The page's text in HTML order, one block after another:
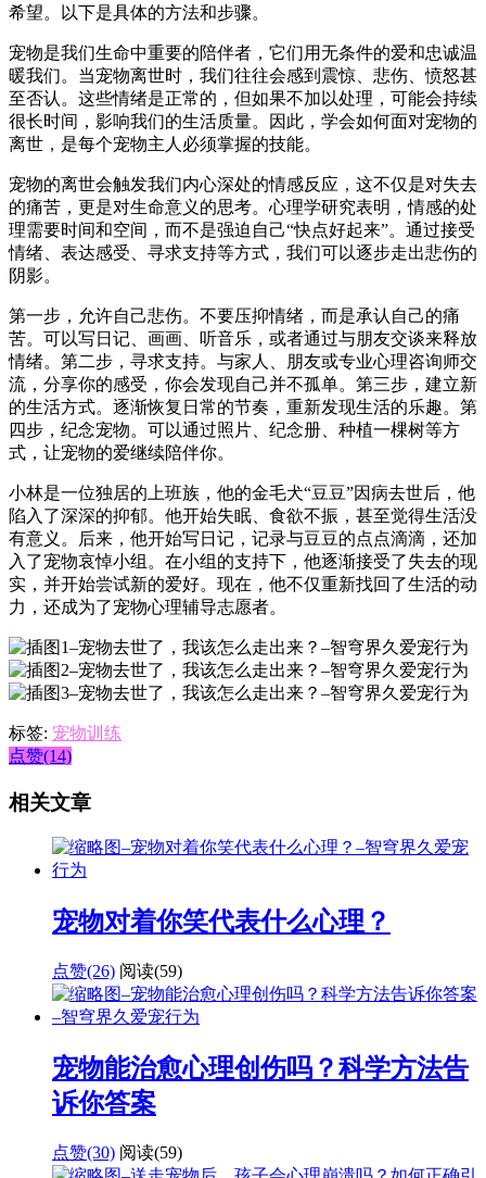
希望。以下是具体的方法和步骤。
宠物是我们生命中重要的陪伴者，它们用无条件的爱和忠诚温
暖我们。当宠物离世时，我们往往会感到震惊、悲伤、愤怒甚
至否认。这些情绪是正常的，但如果不加以处理，可能会持续
很长时间，影响我们的生活质量。因此，学会如何面对宠物的
离世，是每个宠物主人必须掌握的技能。
宠物的离世会触发我们内心深处的情感反应，这不仅是对失去
的痛苦，更是对生命意义的思考。心理学研究表明，情感的处
理需要时间和空间，而不是强迫自己“快点好起来”。通过接受
情绪、表达感受、寻求支持等方式，我们可以逐步走出悲伤的
阴影。
第一步，允许自己悲伤。不要压抑情绪，而是承认自己的痛
苦。可以写日记、画画、听音乐，或者通过与朋友交谈来释放
情绪。第二步，寻求支持。与家人、朋友或专业心理咨询师交
流，分享你的感受，你会发现自己并不孤单。第三步，建立新
的生活方式。逐渐恢复日常的节奏，重新发现生活的乐趣。第
四步，纪念宠物。可以通过照片、纪念册、种植一棵树等方
式，让宠物的爱继续陪伴你。
小林是一位独居的上班族，他的金毛犬“豆豆”因病去世后，他
陷入了深深的抑郁。他开始失眠、食欲不振，甚至觉得生活没
有意义。后来，他开始写日记，记录与豆豆的点点滴滴，还加
入了宠物哀悼小组。在小组的支持下，他逐渐接受了失去的现
实，并开始尝试新的爱好。现在，他不仅重新找回了生活的动
力，还成为了宠物心理辅导志愿者。
标签: 宠物训练
点赞(14)
相关文章
宠物对着你笑代表什么心理？
点赞(26) 阅读(59)
宠物能治愈心理创伤吗？科学方法告
诉你答案
点赞(30) 阅读(59)